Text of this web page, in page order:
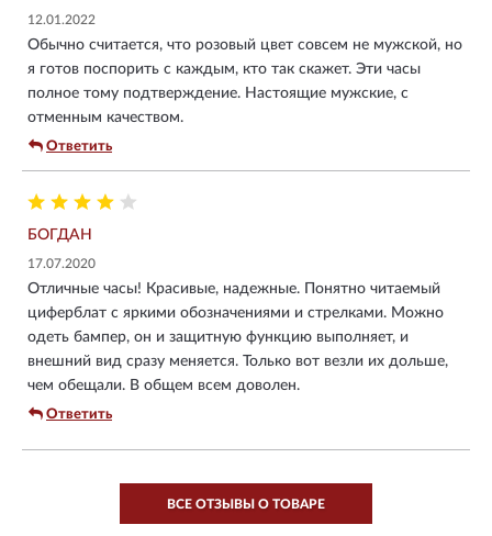
12.01.2022
Обычно считается, что розовый цвет совсем не мужской, но
я готов поспорить с каждым, кто так скажет. Эти часы
полное тому подтверждение. Настоящие мужские, с
отменным качеством.
Ответить
БОГДАН
17.07.2020
Отличные часы! Красивые, надежные. Понятно читаемый
циферблат с яркими обозначениями и стрелками. Можно
одеть бампер, он и защитную функцию выполняет, и
внешний вид сразу меняется. Только вот везли их дольше,
чем обещали. В общем всем доволен.
Ответить
ВСЕ ОТЗЫВЫ О ТОВАРЕ